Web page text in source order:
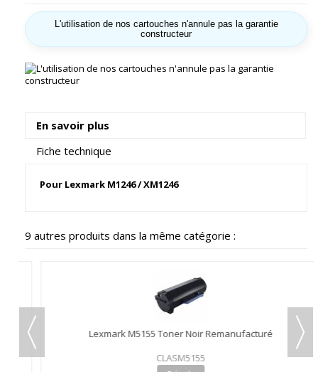
L'utilisation de nos cartouches n'annule pas la garantie
constructeur
En savoir plus
Fiche technique
Pour Lexmark M1246 / XM1246
9 autres produits dans la même catégorie :
Lexmark M5155 Toner Noir Remanufacturé
CLASM5155